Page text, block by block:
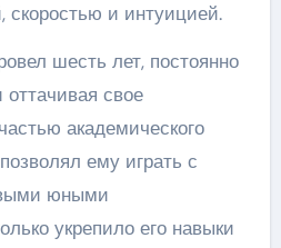
скоростью и интуицией.
шесть лет, постоянно
свое
академического
ему играть с
юными
укрепило его навыки